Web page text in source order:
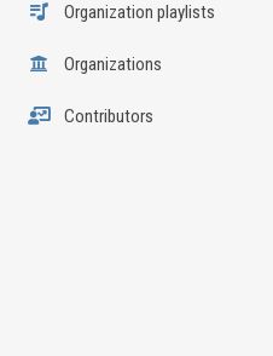
Organization playlists
Organizations
Contributors